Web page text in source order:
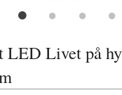
LED Livet på